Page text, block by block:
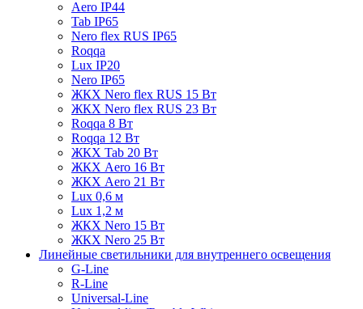
Aero IP44
Tab IP65
Nero flex RUS IP65
Roqqa
Lux IP20
Nero IP65
ЖКХ Nero flex RUS 15 Вт
ЖКХ Nero flex RUS 23 Вт
Roqqa 8 Вт
Roqqa 12 Вт
ЖКХ Tab 20 Вт
ЖКХ Aero 16 Вт
ЖКХ Aero 21 Вт
Lux 0,6 м
Lux 1,2 м
ЖКХ Nero 15 Вт
ЖКХ Nero 25 Вт
Линейные светильники для внутреннего освещения
G-Line
R-Line
Universal-Line